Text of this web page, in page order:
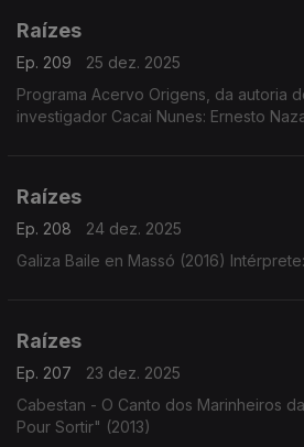
Raízes
Ep. 209
25 dez. 2025
Programa Acervo Origens, da autoria
investigador Cacai Nunes: Ernesto Nazareth com o Duo
Raízes
Ep. 208
24 dez. 2025
Galiza Baile en Massó (2016)
Raízes
Ep. 207
23 dez. 2025
Cabestan - O Canto dos Marinheiros
Pour Sortir" (2013)